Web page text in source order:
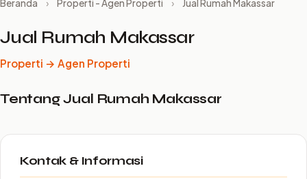
Beranda › Properti - Agen Properti › Jual Rumah Makassar
Jual Rumah Makassar
Properti → Agen Properti
Tentang Jual Rumah Makassar
Kontak & Informasi